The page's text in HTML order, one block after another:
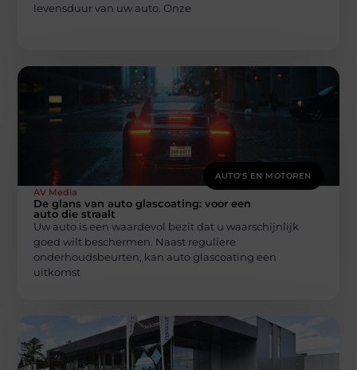
levensduur van uw auto. Onze
AUTO'S EN MOTOREN
AV Media
De glans van auto glascoating: voor een
auto die straalt
Uw auto is een waardevol bezit dat u waarschijnlijk
goed wilt beschermen. Naast reguliere
onderhoudsbeurten, kan auto glascoating een
uitkomst